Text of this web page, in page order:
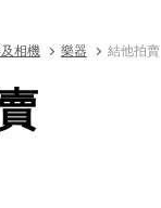
相機 樂器 結他拍賣